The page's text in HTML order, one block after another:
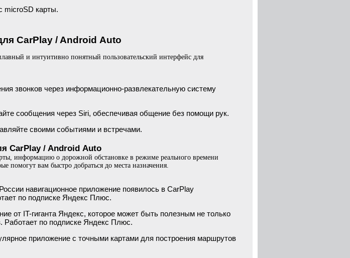
microSD карты.
CarPlay / Android Auto
и интуитивно понятный пользовательский интерфейс для
звонков через информационно-развлекательную систему
сообщения через Siri, обеспечивая общение без помощи рук.
своими событиями и встречами.
CarPlay / Android Auto
информацию о дорожной обстановке в режиме реального времени
помогут вам быстро добраться до места назначения.
навигационное приложение появилось в CarPlay
по подписке Яндекс Плюс.
от IT-гиганта Яндекс, которое может быть полезным не только
Работает по подписке Яндекс Плюс.
приложение с точными картами для построения маршрутов